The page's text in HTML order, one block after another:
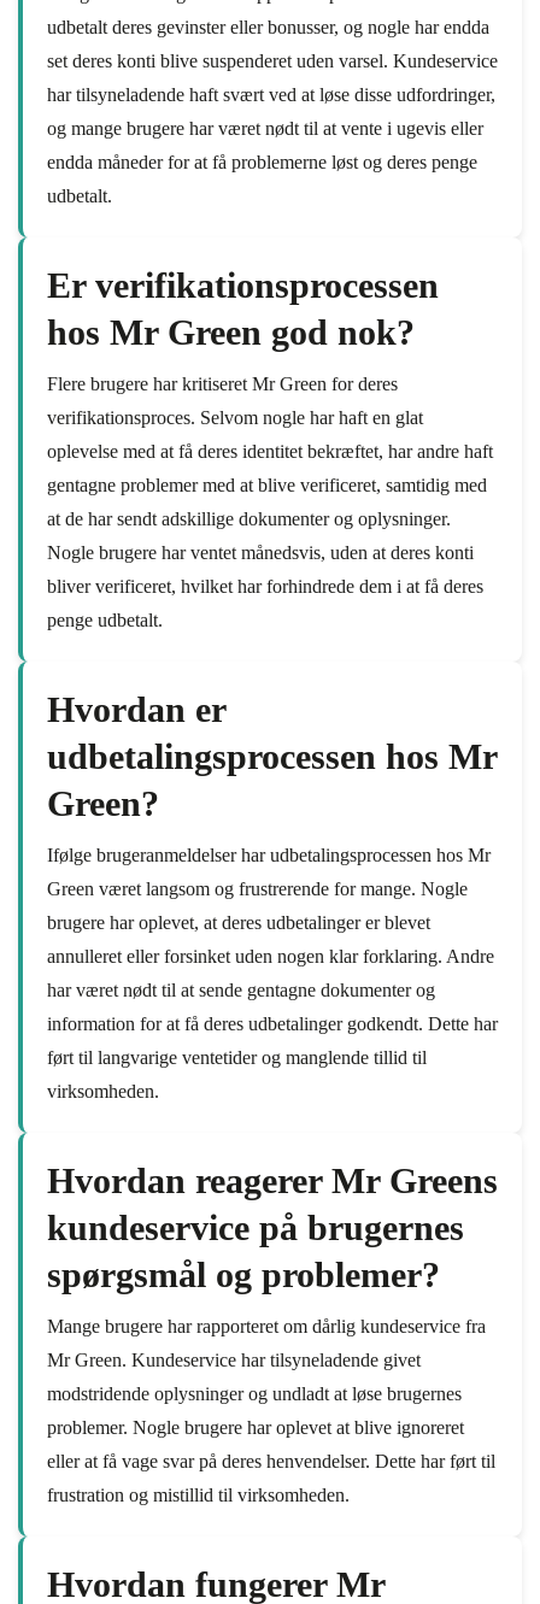
udbetalt deres gevinster eller bonusser, og nogle har endda
set deres konti blive suspenderet uden varsel. Kundeservice
har tilsyneladende haft svært ved at løse disse udfordringer,
og mange brugere har været nødt til at vente i ugevis eller
endda måneder for at få problemerne løst og deres penge
udbetalt.
Er verifikationsprocessen
hos Mr Green god nok?
Flere brugere har kritiseret Mr Green for deres
verifikationsproces. Selvom nogle har haft en glat
oplevelse med at få deres identitet bekræftet, har andre haft
gentagne problemer med at blive verificeret, samtidig med
at de har sendt adskillige dokumenter og oplysninger.
Nogle brugere har ventet månedsvis, uden at deres konti
bliver verificeret, hvilket har forhindrede dem i at få deres
penge udbetalt.
Hvordan er
udbetalingsprocessen hos Mr
Green?
Ifølge brugeranmeldelser har udbetalingsprocessen hos Mr
Green været langsom og frustrerende for mange. Nogle
brugere har oplevet, at deres udbetalinger er blevet
annulleret eller forsinket uden nogen klar forklaring. Andre
har været nødt til at sende gentagne dokumenter og
information for at få deres udbetalinger godkendt. Dette har
ført til langvarige ventetider og manglende tillid til
virksomheden.
Hvordan reagerer Mr Greens
kundeservice på brugernes
spørgsmål og problemer?
Mange brugere har rapporteret om dårlig kundeservice fra
Mr Green. Kundeservice har tilsyneladende givet
modstridende oplysninger og undladt at løse brugernes
problemer. Nogle brugere har oplevet at blive ignoreret
eller at få vage svar på deres henvendelser. Dette har ført til
frustration og mistillid til virksomheden.
Hvordan fungerer Mr